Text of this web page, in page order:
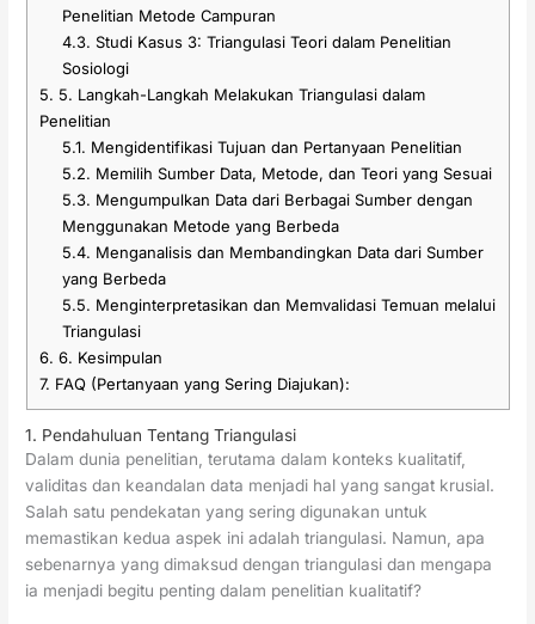
Penelitian Metode Campuran
4.3. Studi Kasus 3: Triangulasi Teori dalam Penelitian
Sosiologi
5. 5. Langkah-Langkah Melakukan Triangulasi dalam
Penelitian
5.1. Mengidentifikasi Tujuan dan Pertanyaan Penelitian
5.2. Memilih Sumber Data, Metode, dan Teori yang Sesuai
5.3. Mengumpulkan Data dari Berbagai Sumber dengan
Menggunakan Metode yang Berbeda
5.4. Menganalisis dan Membandingkan Data dari Sumber
yang Berbeda
5.5. Menginterpretasikan dan Memvalidasi Temuan melalui
Triangulasi
6. 6. Kesimpulan
7. FAQ (Pertanyaan yang Sering Diajukan):
1. Pendahuluan Tentang Triangulasi
Dalam dunia penelitian, terutama dalam konteks kualitatif,
validitas dan keandalan data menjadi hal yang sangat krusial.
Salah satu pendekatan yang sering digunakan untuk
memastikan kedua aspek ini adalah triangulasi. Namun, apa
sebenarnya yang dimaksud dengan triangulasi dan mengapa
ia menjadi begitu penting dalam penelitian kualitatif?